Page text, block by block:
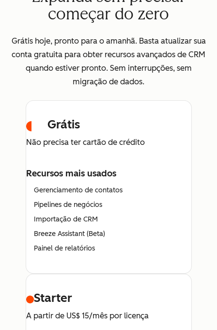
começar do zero
Grátis hoje, pronto para o amanhã. Basta atualizar sua
conta gratuita para obter recursos avançados de CRM
quando estiver pronto. Sem interrupções, sem
migração de dados.
Grátis
Não precisa ter cartão de crédito
Recursos mais usados
Gerenciamento de contatos
Pipelines de negócios
Importação de CRM
Breeze Assistant (Beta)
Painel de relatórios
Starter
A partir de US$ 15/mês por licença